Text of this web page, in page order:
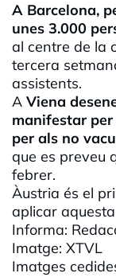
A Barcelona,
unes 3.000
al centre de la
tercera
assistents.
A Viena
manifestar
per als no
que es preveu
febrer.
Àustria és el
aplicar
Informa:
Imatge: XTVL
Imatges